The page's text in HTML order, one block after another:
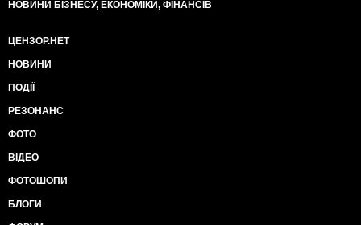
НОВИНИ БІЗНЕСУ, ЕКОНОМІКИ, ФІНАНСІВ
ЦЕНЗОР.НЕТ
НОВИНИ
ПОДІЇ
РЕЗОНАНС
ФОТО
ВІДЕО
ФОТОШОПИ
БЛОГИ